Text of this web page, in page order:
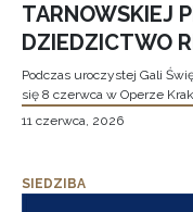
TARNOWSKIEJ
DZIEDZICTWO
Podczas uroczystej Gali
się 8 czerwca w Operze
11 czerwca, 2026
SIEDZIBA